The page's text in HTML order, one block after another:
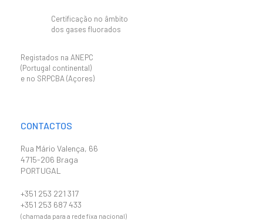
Certificação no âmbito
dos gases fluorados
Registados na ANEPC
(Portugal continental)
e no SRPCBA (Açores)
CONTACTOS
Rua Mário Valença, 66
4715-206 Braga
PORTUGAL
+351 253 221 317
+351 253 687 433
(chamada para a rede fixa nacional)